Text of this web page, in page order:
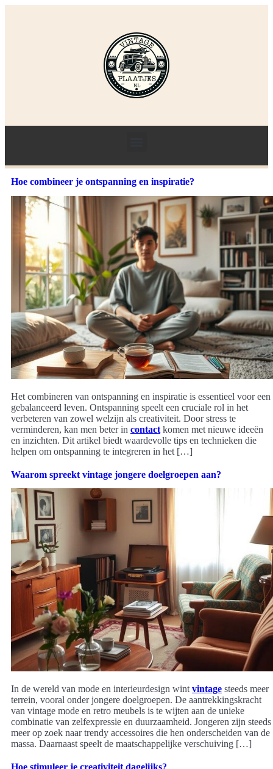
Hoe combineer je ontspanning en inspiratie?
Het combineren van ontspanning en inspiratie is essentieel voor een
gebalanceerd leven. Ontspanning speelt een cruciale rol in het
verbeteren van zowel welzijn als creativiteit. Door stress te
verminderen, kan men beter in contact komen met nieuwe ideeën
en inzichten. Dit artikel biedt waardevolle tips en technieken die
helpen om ontspanning te integreren in het […]
Waarom spreekt vintage jongere doelgroepen aan?
In de wereld van mode en interieurdesign wint vintage steeds meer
terrein, vooral onder jongere doelgroepen. De aantrekkingskracht
van vintage mode en retro meubels is te wijten aan de unieke
combinatie van zelfexpressie en duurzaamheid. Jongeren zijn steeds
meer op zoek naar trendy accessoires die hen onderscheiden van de
massa. Daarnaast speelt de maatschappelijke verschuiving […]
Hoe stimuleer je creativiteit dagelijks?